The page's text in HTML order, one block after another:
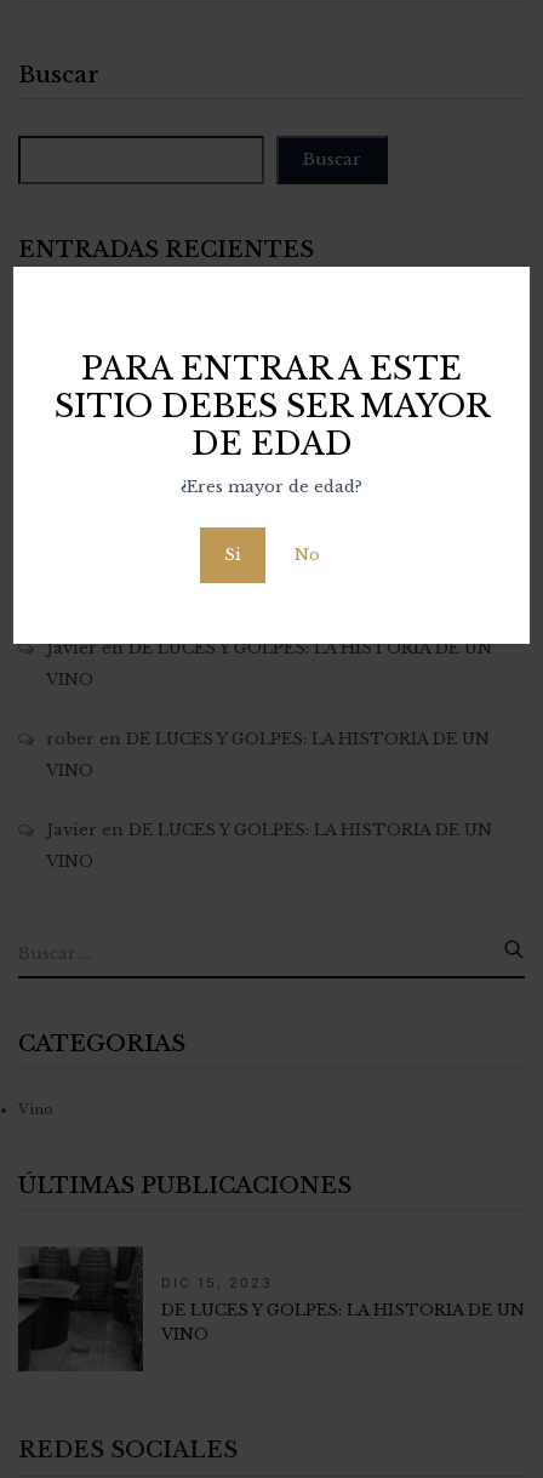
PARA ENTRAR A ESTE
SITIO DEBES SER MAYOR
DE EDAD
¿Eres mayor de edad?
Si No
Buscar
Buscar
ENTRADAS RECIENTES
COMENTARIOS RECIENTES
Maria Martínez Marínen
DE LUCES Y GOLPES: LA
HISTORIA DE UN VINO
JavierenDE LUCES Y GOLPES: LA HISTORIA DE UN
VINO
rober en DE LUCES Y GOLPES: LA HISTORIA DE UN
VINO
Javier en DE LUCES Y GOLPES: LA HISTORIA DE UN
VINO
CATEGORIAS
Vino
ÚLTIMAS PUBLICACIONES
DIC 15, 2023
DE LUCES Y GOLPES: LA HISTORIA DE UN
VINO
REDES SOCIALES